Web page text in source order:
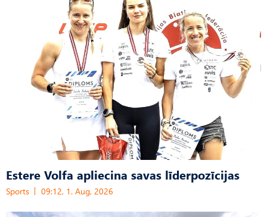
Estere Volfa apliecina savas līderpozīcijas
Sports 09:12, 1. Aug, 2026